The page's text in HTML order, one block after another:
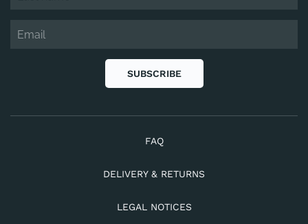
SUBSCRIBE
FAQ
DELIVERY & RETURNS
LEGAL NOTICES